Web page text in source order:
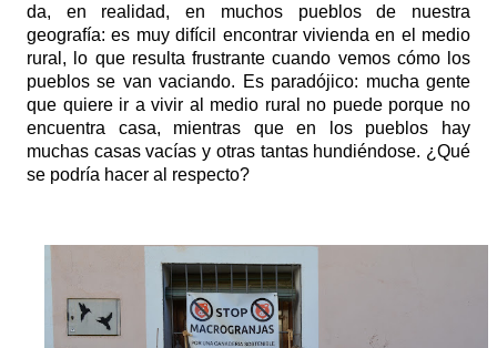
da, en realidad, en muchos pueblos de nuestra
geografía: es muy difícil encontrar vivienda en el medio
rural, lo que resulta frustrante cuando vemos cómo los
pueblos se van vaciando. Es paradójico: mucha gente
que quiere ir a vivir al medio rural no puede porque no
encuentra casa, mientras que en los pueblos hay
muchas casas vacías y otras tantas hundiéndose. ¿Qué
se podría hacer al respecto?